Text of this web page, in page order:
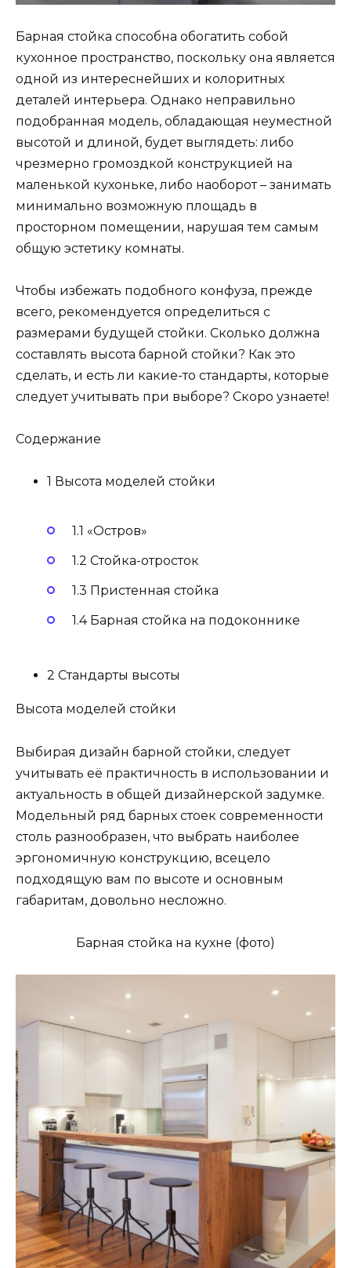
Барная стойка способна обогатить собой
кухонное пространство, поскольку она является
одной из интереснейших и колоритных
деталей интерьера. Однако неправильно
подобранная модель, обладающая неуместной
высотой и длиной, будет выглядеть: либо
чрезмерно громоздкой конструкцией на
маленькой кухоньке, либо наоборот – занимать
минимально возможную площадь в
просторном помещении, нарушая тем самым
общую эстетику комнаты.
Чтобы избежать подобного конфуза, прежде
всего, рекомендуется определиться с
размерами будущей стойки. Сколько должна
составлять высота барной стойки? Как это
сделать, и есть ли какие-то стандарты, которые
следует учитывать при выборе? Скоро узнаете!
Содержание
1 Высота моделей стойки
1.1 «Остров»
1.2 Стойка-отросток
1.3 Пристенная стойка
1.4 Барная стойка на подоконнике
2 Стандарты высоты
Высота моделей стойки
Выбирая дизайн барной стойки, следует
учитывать её практичность в использовании и
актуальность в общей дизайнерской задумке.
Модельный ряд барных стоек современности
столь разнообразен, что выбрать наиболее
эргономичную конструкцию, всецело
подходящую вам по высоте и основным
габаритам, довольно несложно.
Барная стойка на кухне (фото)